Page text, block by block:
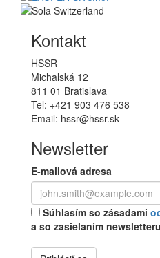
Kontakt
HSSR
Michalská 12
811 01 Bratislava
Tel: +421 903 476 538
Email: hssr@hssr.sk
Newsletter
E-mailová adresa
Súhlasím so zásadami
a so zasielaním